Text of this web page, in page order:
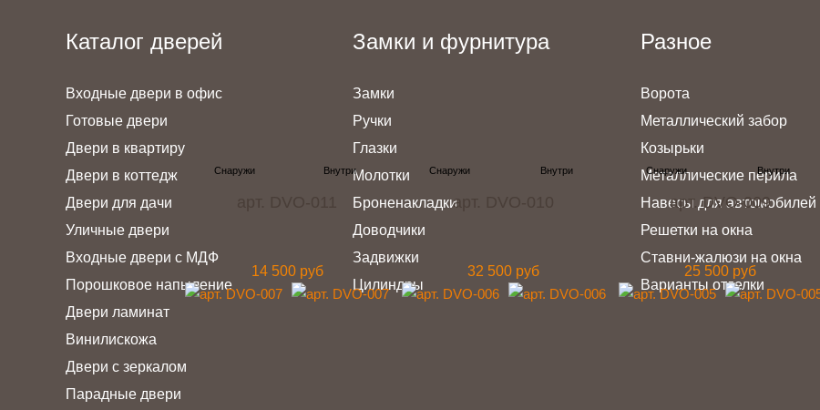
14 500 руб
арт. DVO-010
32 500 руб
арт. DVO-009
25 500 руб
Каталог дверей
Входные двери в офис
Готовые двери
Двери в квартиру
Двери в коттедж
Двери для дачи
Уличные двери
Входные двери с МДФ
Порошковое напыление
Двери ламинат
Винилискожа
Двери с зеркалом
Парадные двери
Замки и фурнитура
Замки
Ручки
Глазки
Молотки
Броненакладки
Доводчики
Задвижки
Цилиндры
Разное
Ворота
Металлический забор
Козырьки
Металлические перила
Навесы для автомобилей
Решетки на окна
Ставни-жалюзи на окна
Варианты отделки